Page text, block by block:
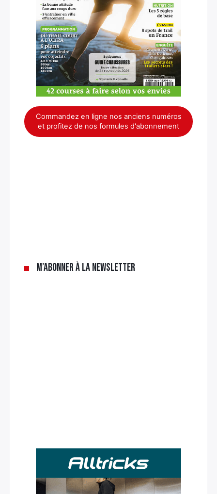
Commandez en ligne nos anciens numéros
et profitez de nos formules d'abonnement
M’abonner à la newsletter
×